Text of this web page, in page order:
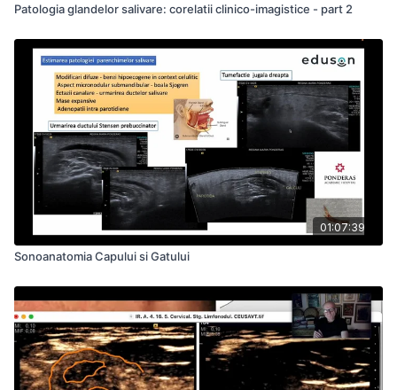
Patologia glandelor salivare: corelatii clinico-imagistice - part 2
01:07:39
Sonoanatomia Capului si Gatului